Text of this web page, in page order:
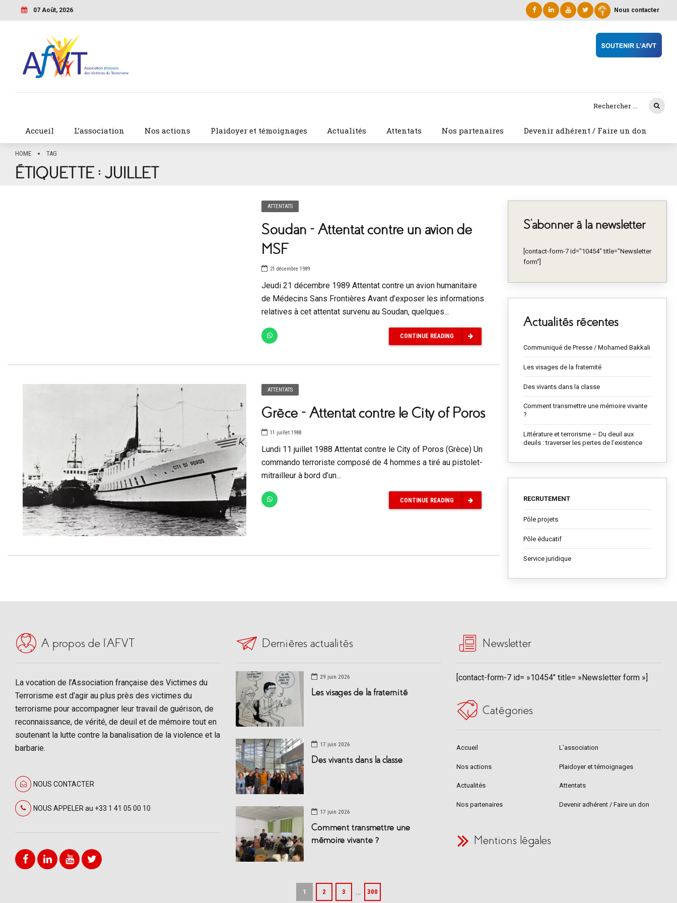
07 Août, 2026 Nous contacter
Accueil L’association Nos actions Plaidoyer et témoignages Actualités Attentats Nos partenaires Devenir adhérent / Faire un don
HOME TAG
ÉTIQUETTE : JUILLET
ATTENTATS
Soudan – Attentat contre un avion de
MSF
21 décembre 1989
Jeudi 21 décembre 1989 Attentat contre un avion humanitaire
de Médecins Sans Frontières Avant d’exposer les informations
relatives à cet attentat survenu au Soudan, quelques...
CONTINUE READING
ATTENTATS
Grèce – Attentat contre le City of Poros
11 juillet 1988
Lundi 11 juillet 1988 Attentat contre le City of Poros (Grèce) Un
commando terroriste composé de 4 hommes a tiré au pistolet-
mitrailleur à bord d’un...
CONTINUE READING
S’abonner à la newsletter
[contact-form-7 id="10454" title="Newsletter
form"]
Actualités récentes
Communiqué de Presse / Mohamed Bakkali
Les visages de la fraternité
Des vivants dans la classe
Comment transmettre une mémoire vivante
?
Littérature et terrorisme – Du deuil aux
deuils : traverser les pertes de l’existence
RECRUTEMENT
Pôle projets
Pôle éducatif
Service juridique
A propos de l’AFVT
La vocation de l’Association française des Victimes du
Terrorisme est d’agir au plus près des victimes du
terrorisme pour accompagner leur travail de guérison, de
reconnaissance, de vérité, de deuil et de mémoire tout en
soutenant la lutte contre la banalisation de la violence et la
barbarie.
NOUS CONTACTER
NOUS APPELER au +33 1 41 05 00 10
Dernières actualités
29 juin 2026
Les visages de la fraternité
17 juin 2026
Des vivants dans la classe
17 juin 2026
Comment transmettre une
mémoire vivante ?
1 2 3 … 300
Newsletter
[contact-form-7 id= »10454″ title= »Newsletter form »]
Catégories
Accueil L’association
Nos actions Plaidoyer et témoignages
Actualités Attentats
Nos partenaires Devenir adhérent / Faire un don
Mentions légales